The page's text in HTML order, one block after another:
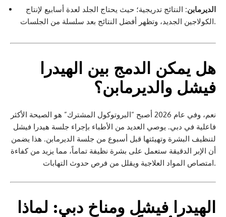
الديرمابن: النتائج تدريجية؛ حيث يحتاج الجلد لعدة أسابيع لإنتاج
الكولاجين الجديد، وتظهر أفضل النتائج بعد سلسلة من الجلسات.
هل يمكن الدمج بين الهيدرا
فيشل والديرمابن؟
نعم، وفي عام 2026 أصبح “البروتوكول المشترك” هو الصيحة الأكثر
فاعلية في دبي. يوصي العديد من الأطباء بإجراء جلسة هيدرا فيشل
لتنظيف البشرة وتهيئتها قبل أسبوع من جلسة الديرمابن. هذا يضمن
أن الإبر الدقيقة ستعمل على بشرة نظيفة تماماً، مما يزيد من كفاءة
امتصاص المواد العلاجية ويقلل من فرص حدوث التهابات.
الهيدرا فيشل ومناخ دبي: لماذا